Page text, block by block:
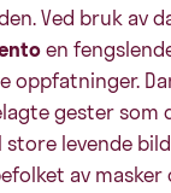
Ved bruk av
en
oppfatninger.
gester som
levende
av